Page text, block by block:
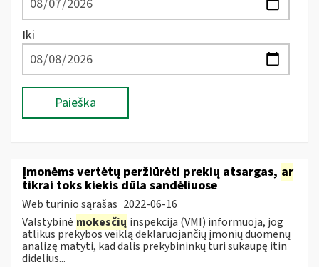
Iki
Paieška
Įmonėms vertėtų peržiūrėti prekių atsargas, ar
tikrai toks kiekis dūla sandėliuose
Web turinio sąrašas 2022-06-16
Valstybinė mokesčių inspekcija (VMI) informuoja, jog
atlikus prekybos veiklą deklaruojančių įmonių duomenų
analizę matyti, kad dalis prekybininkų turi sukaupę itin
didelius...